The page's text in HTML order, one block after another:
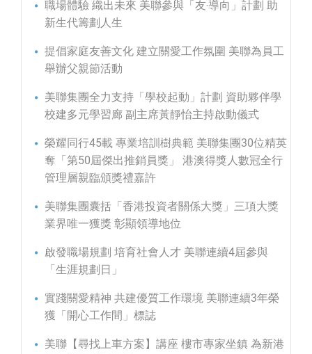
職場體驗 織出未來 美聯參與「友‧導向」計劃 助
新生代籌劃人生
提倡家庭友善文化 建立關愛工作氛圍 美聯為員工
舉辦父親節活動
美聯集團全力支持「學校起動」計劃 資助夥伴學
校建多元學習廊 副主席黃靜怡主持啟動儀式
榮耀同行45載 專業培訓樹典範 美聯集團30位精英
奪「第50屆傑出推銷員獎」 港澳得獎人數冠全行
管理層親臨頒獎禮嘉許
美聯集團囊括「香港投資者關係大獎」三項大獎
業界唯一獲獎 彰顯領導地位
啟發職場規劃 培育社會人才 美聯連續4屆參與
「生涯規劃日」
實踐關愛精神 共建優質工作環境 美聯連續3年榮
獲「開心工作間」標誌
美聯【尋找上車方案】講座 樓市專家坐鎮 為新港